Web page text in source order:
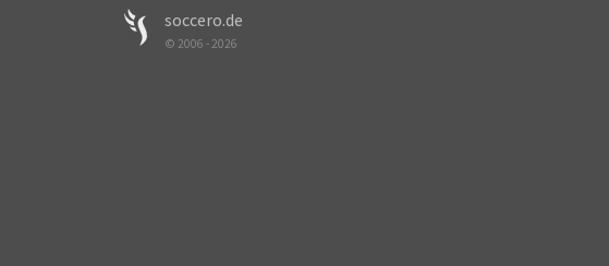
soccero.de
© 2006 - 2026